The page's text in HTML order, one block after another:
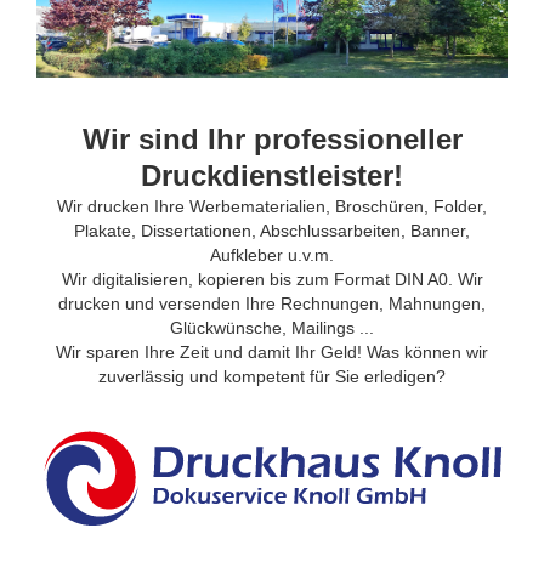
Wir sind Ihr professioneller
Druckdienstleister!
Wir drucken Ihre Werbematerialien, Broschüren, Folder,
Plakate, Dissertationen, Abschlussarbeiten, Banner,
Aufkleber u.v.m.
Wir digitalisieren, kopieren bis zum Format DIN A0. Wir
drucken und versenden Ihre Rechnungen, Mahnungen,
Glückwünsche, Mailings ...
Wir sparen Ihre Zeit und damit Ihr Geld! Was können wir
zuverlässig und kompetent für Sie erledigen?